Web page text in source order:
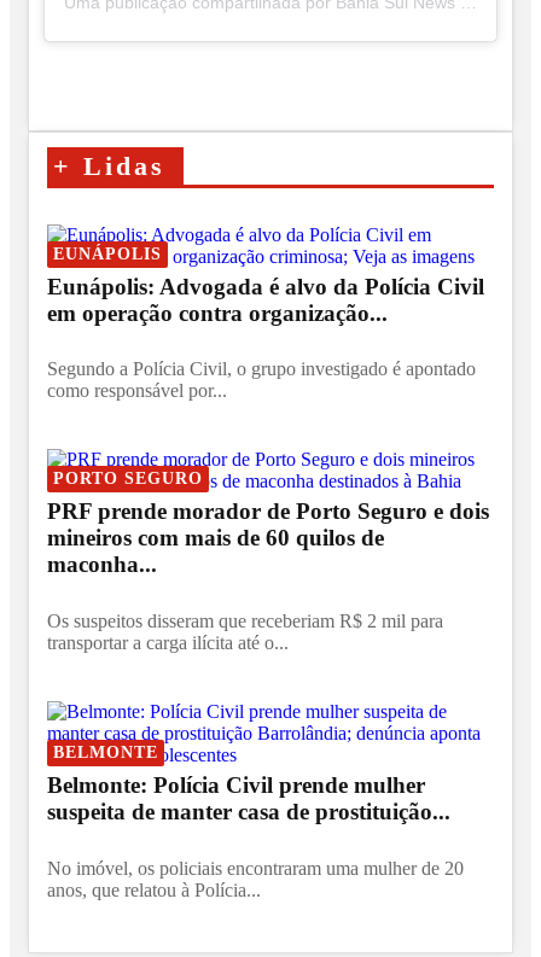
+ Lidas
EUNÁPOLIS
Eunápolis: Advogada é alvo da Polícia Civil
em operação contra organização...
Segundo a Polícia Civil, o grupo investigado é apontado
como responsável por...
PORTO SEGURO
PRF prende morador de Porto Seguro e dois
mineiros com mais de 60 quilos de
maconha...
Os suspeitos disseram que receberiam R$ 2 mil para
transportar a carga ilícita até o...
BELMONTE
Belmonte: Polícia Civil prende mulher
suspeita de manter casa de prostituição...
No imóvel, os policiais encontraram uma mulher de 20
anos, que relatou à Polícia...